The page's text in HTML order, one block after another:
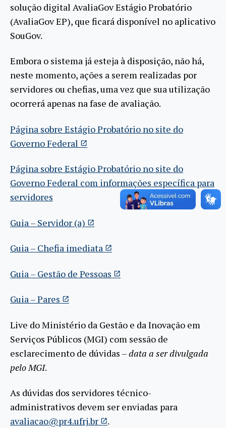
solução digital AvaliaGov Estágio Probatório
(AvaliaGov EP), que ficará disponível no aplicativo
SouGov.
Embora o sistema já esteja à disposição, não há,
neste momento, ações a serem realizadas por
servidores ou chefias, uma vez que sua utilização
ocorrerá apenas na fase de avaliação.
Página sobre Estágio Probatório no site do
Governo Federal
Página sobre Estágio Probatório no site do
Governo Federal com informações específica para
servidores
Guia – Servidor (a)
Guia – Chefia imediata
Guia – Gestão de Pessoas
Guia – Pares
Live do Ministério da Gestão e da Inovação em
Serviços Públicos (MGI) com sessão de
esclarecimento de dúvidas –data a ser divulgada
pelo MGI.
As dúvidas dos servidores técnico-
administrativos devem ser enviadas para
avaliacao@pr4.ufrj.br
.